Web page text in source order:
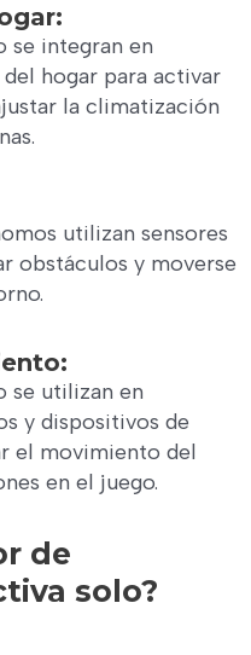
se integran en
hogar para activar
la climatización
utilizan sensores
obstáculos y moverse
se utilizan en
y dispositivos de
el movimiento del
en el juego.
de
solo?